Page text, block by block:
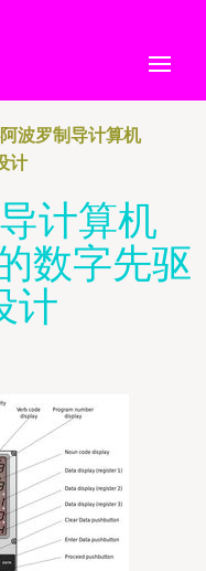
波罗制导计算机
计
计算机
数字先驱
计